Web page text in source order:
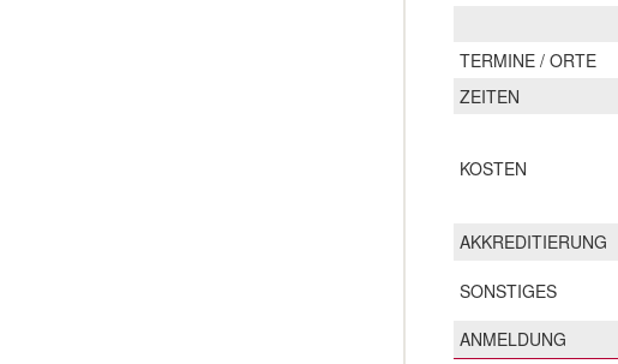
TERMINE / ORTE
ZEITEN
KOSTEN
AKKREDITIERUNG
SONSTIGES
ANMELDUNG